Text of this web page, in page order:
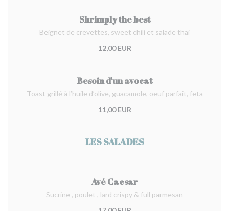
Shrimply the best
Beignet de crevettes, sweet chili et salade thai
12,00 EUR
Besoin d'un avocat
Toast grillé à l’huile d’olive, guacamole, oeuf parfait, feta
11,00 EUR
LES SALADES
Avé Caesar
Sucrine , poulet , lard crispy & full parmesan